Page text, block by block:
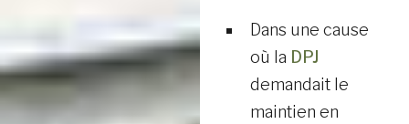
Dans une cause
où la DPJ
demandait le
maintien en